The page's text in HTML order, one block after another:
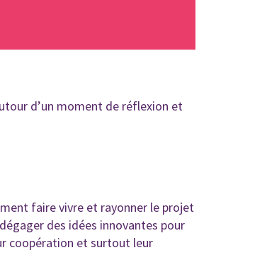
d’un moment de réflexion et
faire vivre et rayonner le projet
des idées innovantes pour
coopération et surtout leur